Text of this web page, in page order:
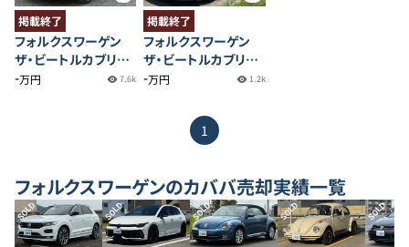
掲載終了
フォルクスワーゲン
ザ・ビートルカブリオ
レ ベースグレード
-万円 7.6k
掲載終了
フォルクスワーゲン
ザ・ビートルカブリオ
レ 2.0
-万円 1.2k
1
フォルクスワーゲンのカババ売却実績一覧
SOLD SOLD SOLD SOLD SOLD